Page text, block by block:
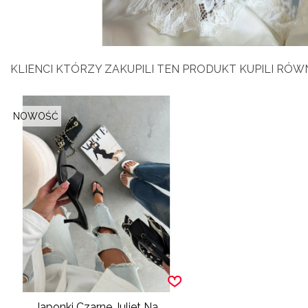
KLIENCI KTÓRZY ZAKUPILI TEN PRODUKT KUPILI
NOWOŚĆ